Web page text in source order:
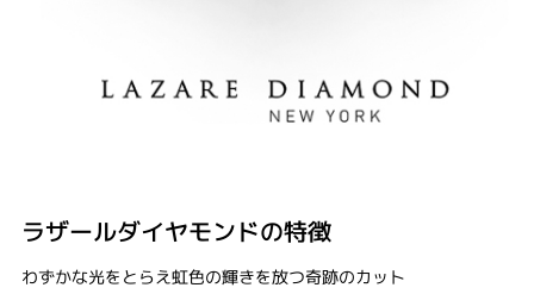
ラザールダイヤモンドの特徴
わずかな光をとらえ虹色の輝きを放つ奇跡のカット